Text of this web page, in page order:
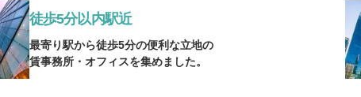
徒歩5分以内駅近
最寄り駅から徒歩5分の便利な立地の
賃事務所・オフィスを集めました。